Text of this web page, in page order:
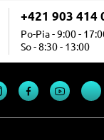
+421 903 414
Po-Pia - 9:00 -
So - 8:30 - 13:00